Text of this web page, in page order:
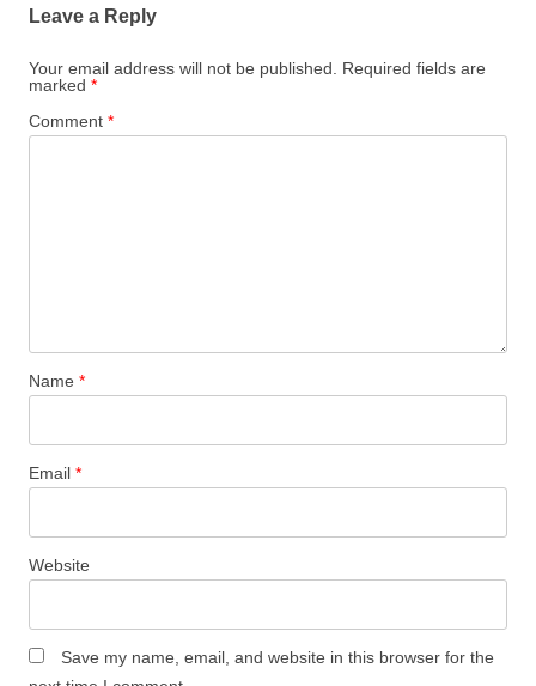
Leave a Reply
Your email address will not be published.
Required fields are
marked *
Comment *
Name *
Email *
Website
Save my name, email, and website in this browser for the